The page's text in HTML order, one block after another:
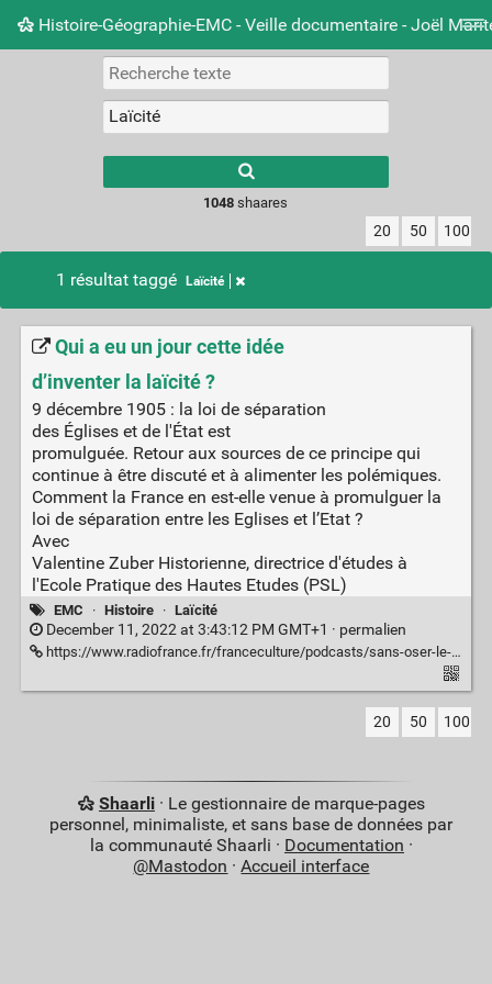
Histoire-Géographie-EMC - Veille documentaire - Joël
Nuage de tags Mur d'images
results.
1048 shaares
20 50 100
1 résultat taggé Laïcité
Qui a eu un jour cette idée
d’inventer la laïcité ?
9 décembre 1905 : la loi de séparation
des Églises et de l'État est
promulguée. Retour aux sources de ce principe qui
continue à être discuté et à alimenter les polémiques.
Comment la France en est-elle venue à promulguer la
loi de séparation entre les Eglises et l’Etat ?
Avec
Valentine Zuber Historienne, directrice d'études à
l'Ecole Pratique des Hautes Etudes (PSL)
EMC · Histoire · Laïcité
December 11, 2022 at 3:43:12 PM GMT+1 · permalien
https://www.radiofrance.fr/franceculture/podcasts/sans-oser-le-demander/qui-a-eu-un-jour-cette-idee-d-inventer-la-laicite-7451097
20 50 100
Shaarli· Le gestionnaire de marque-pages
personnel, minimaliste, et sans base de données par
la communauté Shaarli · Documentation ·
@Mastodon ·Accueil interface